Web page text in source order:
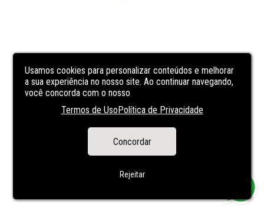
Usamos cookies para personalizar conteúdos e melhorar
a sua experiência no nosso site. Ao continuar navegando,
você concorda com o nosso
Termos de UsoPolítica de Privacidade
Concordar
Rejeitar